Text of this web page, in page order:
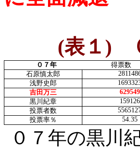
(表１ )
０７年 得票数
石原慎太郎
浅野史郎
吉田万三
629549
黒川紀章
159126
投票者数
投票率％
54.35
０７年の黒川